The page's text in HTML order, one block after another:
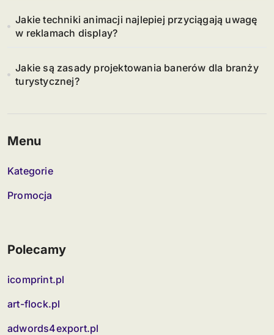
Jakie techniki animacji najlepiej przyciągają uwagę
w reklamach display?
Jakie są zasady projektowania banerów dla branży
turystycznej?
Menu
Kategorie
Promocja
Polecamy
icomprint.pl
art-flock.pl
adwords4export.pl